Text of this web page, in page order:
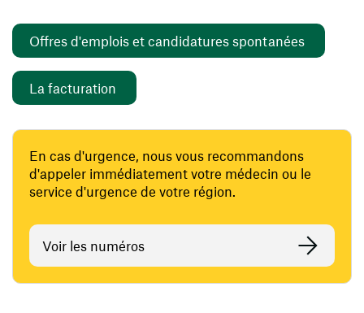
Offres d'emplois et candidatures spontanées
La facturation
En cas d'urgence, nous vous recommandons
d'appeler immédiatement votre médecin ou le
service d'urgence de votre région.
Voir les numéros